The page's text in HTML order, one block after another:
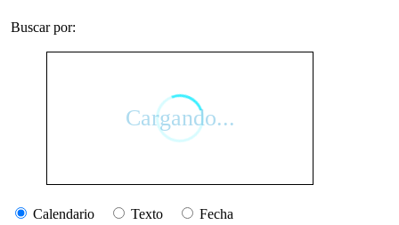
Buscar por:
Calendario Texto Fecha